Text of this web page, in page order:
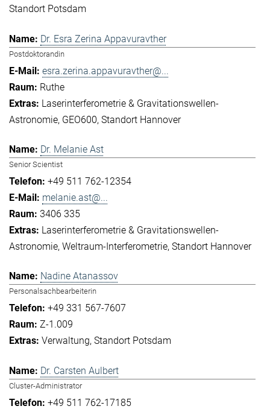
Standort Potsdam
Dr. Esra Zerina Appavuravther
Postdoktorandin
esra.zerina.appavuravther@...
Ruthe
Laserinterferometrie & Gravitationswellen-
Astronomie GEO600 Standort Hannover
Dr. Melanie Ast
Senior Scientist
+49 511 762-12354
melanie.ast@...
3406 335
Laserinterferometrie & Gravitationswellen-
Astronomie Weltraum-Interferometrie Standort Hannover
Nadine Atanassov
Personalsachbearbeiterin
+49 331 567-7607
Z-1.009
Verwaltung Standort Potsdam
Dr. Carsten Aulbert
Cluster-Administrator
+49 511 762-17185